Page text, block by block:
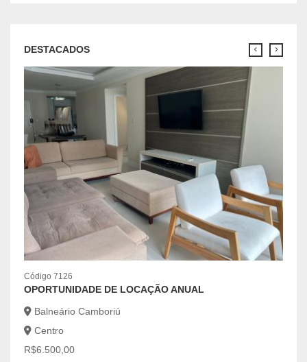
DESTACADOS
Código 7126
OPORTUNIDADE DE LOCAÇÃO ANUAL
Balneário Camboriú
Centro
R$6.500,00